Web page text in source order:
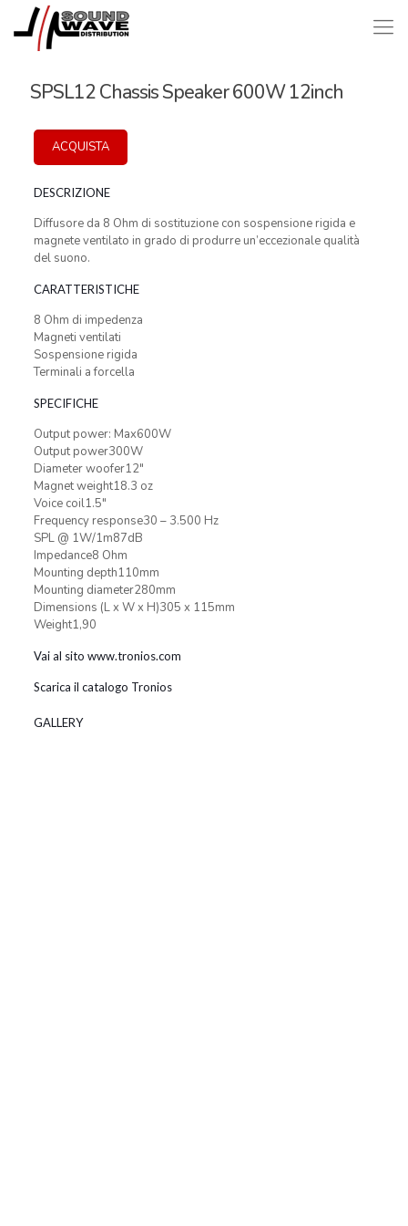
SPSL12 Chassis Speaker 600W 12inch
ACQUISTA
DESCRIZIONE
Diffusore da 8 Ohm di sostituzione con sospensione rigida e
magnete ventilato in grado di produrre un’eccezionale qualità
del suono.
CARATTERISTICHE
8 Ohm di impedenza
Magneti ventilati
Sospensione rigida
Terminali a forcella
SPECIFICHE
Output power: Max600W
Output power300W
Diameter woofer12″
Magnet weight18.3 oz
Voice coil1.5″
Frequency response30 – 3.500 Hz
SPL @ 1W/1m87dB
Impedance8 Ohm
Mounting depth110mm
Mounting diameter280mm
Dimensions (L x W x H)305 x 115mm
Weight1,90
Vai al sito www.tronios.com
Scarica il catalogo Tronios
GALLERY